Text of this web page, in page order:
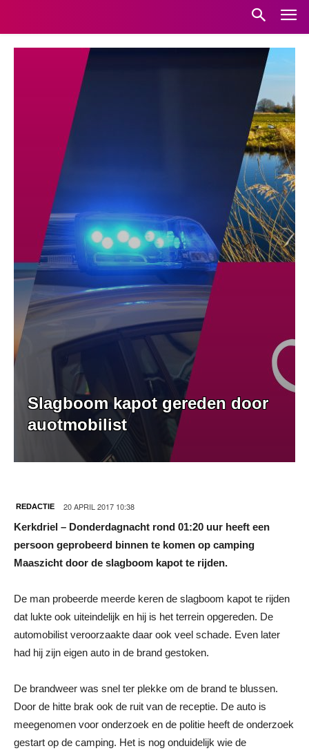
Slagboom kapot gereden door
auotmobilist
REDACTIE 20 APRIL 2017 10:38
Kerkdriel – Donderdagnacht rond 01:20 uur heeft een
persoon geprobeerd binnen te komen op camping
Maaszicht door de slagboom kapot te rijden.
De man probeerde meerde keren de slagboom kapot te rijden
dat lukte ook uiteindelijk en hij is het terrein opgereden. De
automobilist veroorzaakte daar ook veel schade. Even later
had hij zijn eigen auto in de brand gestoken.
De brandweer was snel ter plekke om de brand te blussen.
Door de hitte brak ook de ruit van de receptie. De auto is
meegenomen voor onderzoek en de politie heeft de onderzoek
gestart op de camping. Het is nog onduidelijk wie de